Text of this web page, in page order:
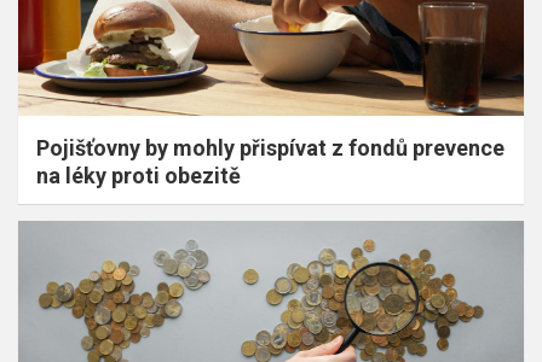
Pojišťovny by mohly přispívat z fondů prevence
na léky proti obezitě